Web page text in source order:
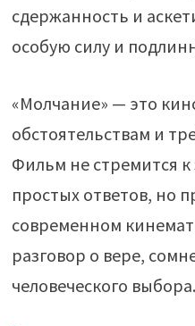
сдержанность и
особую силу и
«Молчание» — это
обстоятельствам и
Фильм не стремится
простых ответов, но
современном
разговор о вере,
человеческого выбора.